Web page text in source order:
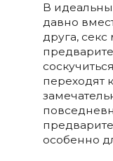
В
давно
друга, секс
переходят
особенно